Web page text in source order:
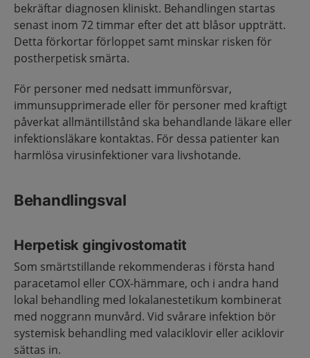
bekräftar diagnosen kliniskt. Behandlingen startas
senast inom 72 timmar efter det att blåsor uppträtt.
Detta förkortar förloppet samt minskar risken för
postherpetisk smärta.
För personer med nedsatt immunförsvar,
immunsupprimerade eller för personer med kraftigt
påverkat allmäntillstånd ska behandlande läkare eller
infektionsläkare kontaktas. För dessa patienter kan
harmlösa virusinfektioner vara livshotande.
Behandlingsval
Herpetisk gingivostomatit
Som smärtstillande rekommenderas i första hand
paracetamol eller COX-hämmare, och i andra hand
lokal behandling med lokalanestetikum kombinerat
med noggrann munvård. Vid svårare infektion bör
systemisk behandling med valaciklovir eller aciklovir
sättas in.